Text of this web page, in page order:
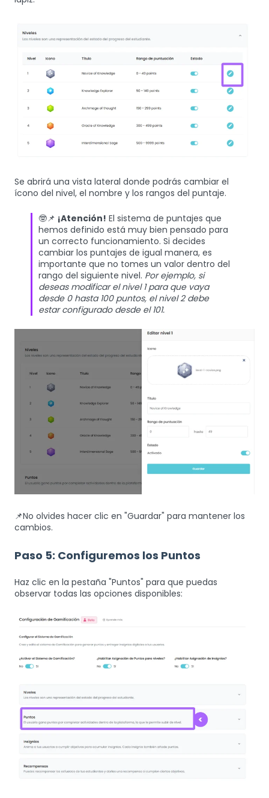
Se abrirá una vista lateral donde podrás cambiar el
ícono del nivel, el nombre y los rangos del puntaje.
🤓📌 ¡Atención! El sistema de puntajes que
hemos definido está muy bien pensado para
un correcto funcionamiento. Si decides
cambiar los puntajes de igual manera, es
importante que no tomes un valor dentro del
rango del siguiente nivel. Por ejemplo, si
deseas modificar el nivel 1 para que vaya
desde 0 hasta 100 puntos, el nivel 2 debe
estar configurado desde el 101.
📌No olvides hacer clic en "Guardar" para mantener los
cambios.
Paso 5: Configuremos los Puntos
Haz clic en la pestaña "Puntos" para que puedas
observar todas las opciones disponibles: